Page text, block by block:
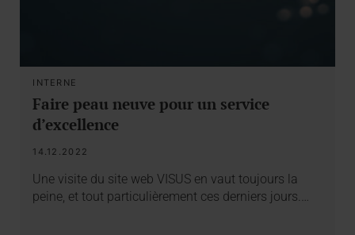
INTERNE
Faire peau neuve pour un service
d’excellence
14.12.2022
Une visite du site web VISUS en vaut toujours la
peine, et tout particulièrement ces derniers jours.…